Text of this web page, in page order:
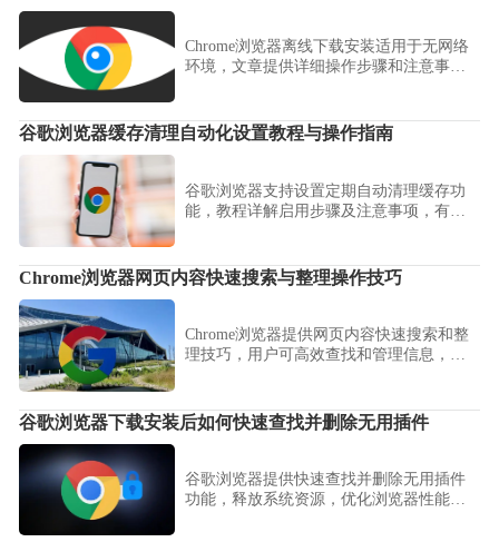
Chrome浏览器离线下载安装适用于无网络
环境，文章提供详细操作步骤和注意事
谷歌浏览器缓存清理自动化设置教程与操作指南
谷歌浏览器支持设置定期自动清理缓存功
能，教程详解启用步骤及注意事项，有效
Chrome浏览器网页内容快速搜索与整理操作技巧
Chrome浏览器提供网页内容快速搜索和整
理技巧，用户可高效查找和管理信息，提
谷歌浏览器下载安装后如何快速查找并删除无用插件
谷歌浏览器提供快速查找并删除无用插件
功能，释放系统资源，优化浏览器性能，